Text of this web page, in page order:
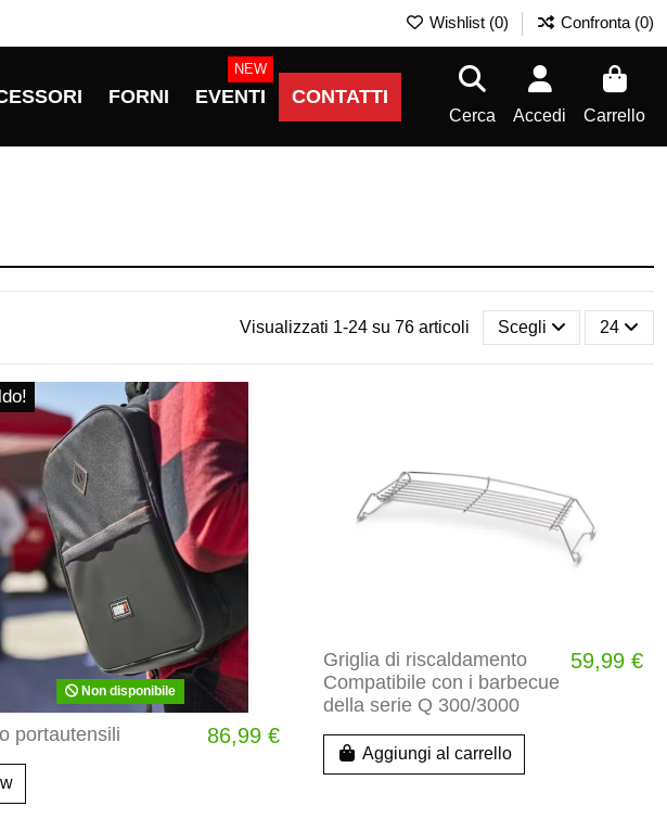
Wishlist (0) Confronta (0)
FORNI EVENTI
NEW
CONTATTI
Cerca Accedi Carrello
Visualizzati 1-24 su 76 articoli Scegli 24
Non disponibile
portautensili 86,99 €
Griglia di riscaldamento
Compatibile con i barbecue
della serie Q 300/3000
59,99 €
Aggiungi al carrello